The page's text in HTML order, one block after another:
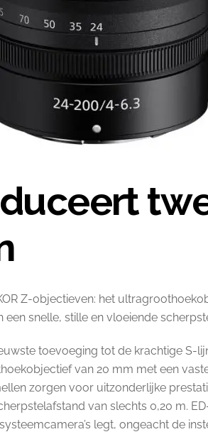
Z-objectieven: het
snelle, stille en vloeiende
toevoeging tot de krachtige S-
van 20 mm met een
zorgen voor uitzonderlijke
van slechts 0,20 m.
legt, ongeacht de